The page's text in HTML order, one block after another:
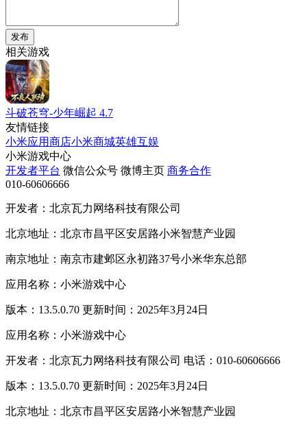
发布
相关游戏
斗破苍穹-少年崛起 4.7
友情链接
小米应用商店小米商城英雄互娱
小米游戏中心
开发者平台 微信公众号 微博主页 商务合作
010-60606666
开发者：北京瓦力网络科技有限公司
北京地址：北京市昌平区安居路小米智慧产业园
南京地址：南京市建邺区永初路37号小米华东总部
应用名称：小米游戏中心
版本：13.5.0.70 更新时间：2025年3月24日
应用名称：小米游戏中心
开发者：北京瓦力网络科技有限公司 电话：010-60606666
版本：13.5.0.70 更新时间：2025年3月24日
北京地址：北京市昌平区安居路小米智慧产业园